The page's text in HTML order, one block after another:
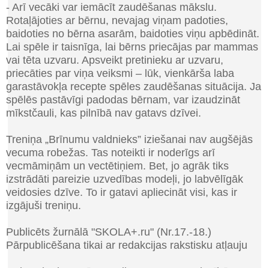
- Arī vecāki var iemācīt zaudēšanas mākslu.
Rotaļājoties ar bērnu, nevajag viņam padoties,
baidoties no bērna asarām, baidoties viņu apbēdināt.
Lai spēle ir taisnīga, lai bērns priecājas par mammas
vai tēta uzvaru. Apsveikt pretinieku ar uzvaru,
priecāties par viņa veiksmi – lūk, vienkārša laba
garastāvokļa recepte spēles zaudēšanas situācija. Ja
spēlēs pastāvīgi padodas bērnam, var izaudzināt
mīkstčauli, kas pilnībā nav gatavs dzīvei.
Treniņa „Brīnumu valdnieks” iziešanai nav augšējās
vecuma robežas. Tas noteikti ir noderīgs arī
vecmāmiņām un vectētiņiem. Bet, jo agrāk tiks
izstrādāti pareizie uzvedības modeļi, jo labvēlīgāk
veidosies dzīve. To ir gatavi apliecināt visi, kas ir
izgājuši treniņu.
Publicēts žurnālā "SKOLA+.ru" (Nr.17.-18.)
Pārpublicēšana tikai ar redakcijas rakstisku atļauju